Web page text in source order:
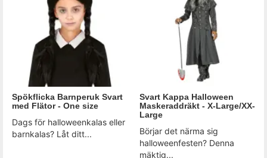
Spökflicka Barnperuk Svart
med Flätor - One size
Dags för halloweenkalas eller
barnkalas? Låt ditt...
Svart Kappa Halloween
Maskeraddräkt - X-Large/XX-
Large
Börjar det närma sig
halloweenfesten? Denna
mäktig...